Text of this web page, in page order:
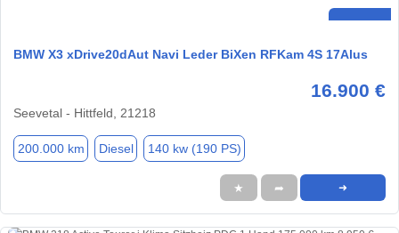
BMW X3 xDrive20dAut Navi Leder BiXen RFKam 4S 17Alus
16.900 €
Seevetal - Hittfeld, 21218
200.000 km Diesel 140 kw (190 PS)
★ ➦ ➜